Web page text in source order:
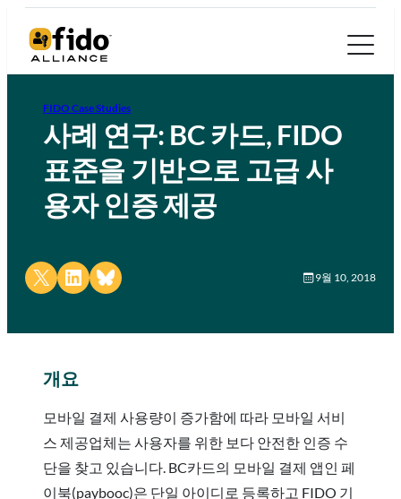
FIDO Case Studies
사례 연구: BC 카드, FIDO
표준을 기반으로 고급 사
용자 인증 제공
Share on X Share on LinkedIn
Share on Bluesky 9월 10, 2018
개요
모바일 결제 사용량이 증가함에 따라 모바일 서비
스 제공업체는 사용자를 위한 보다 안전한 인증 수
단을 찾고 있습니다. BC카드의 모바일 결제 앱인 페
이북(paybooc)은 단일 아이디로 등록하고 FIDO 기